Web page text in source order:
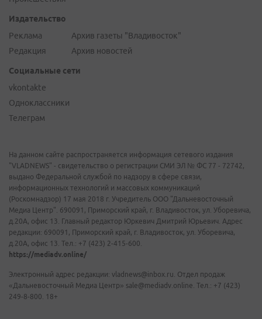
Издательство
Реклама
Редакция
Архив газеты "Владивосток"
Архив новостей
Социальные сети
vkontakte
Одноклассники
Телеграм
На данном сайте распространяется информация сетевого издания
"VLADNEWS" - свидетельство о регистрации СМИ ЭЛ № ФС 77 - 72742,
выдано Федеральной службой по надзору в сфере связи,
информационных технологий и массовых коммуникаций
(Роскомнадзор) 17 мая 2018 г. Учредитель ООО "Дальневосточный
Медиа Центр". 690091, Приморский край, г. Владивосток, ул. Уборевича,
д.20А, офис 13. Главный редактор Юркевич Дмитрий Юрьевич. Адрес
редакции: 690091, Приморский край, г. Владивосток, ул. Уборевича,
д.20А, офис 13. Тел.: +7 (423) 2-415-600.
https://mediadv.online/
Электронный адрес редакции: vladnews@inbox.ru. Отдел продаж
«Дальневосточный Медиа Центр» sale@mediadv.online. Тел.: +7 (423)
249-8-800. 18+